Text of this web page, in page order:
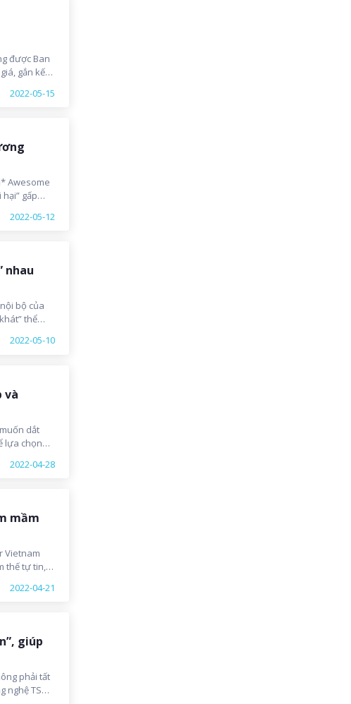
được Ban
gắn kết
2022-05-15
Awesome
gấp
2022-05-12
nhau
bộ của
thể
2022-05-10
và
dắt
lựa chọn
2022-04-28
mầm
Vietnam
thế tự tin,
triển những
2022-04-21
giúp
phải tất
nghệ TSU.